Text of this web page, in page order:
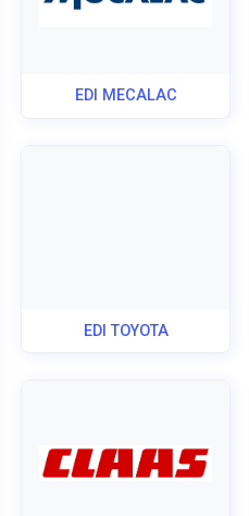
EDI MECALAC
EDI TOYOTA